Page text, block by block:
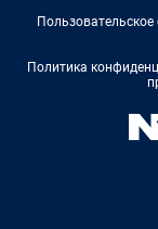
Политика